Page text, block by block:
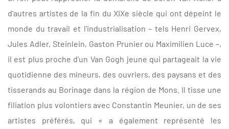
d'autres artistes de la fin du XIXe siècle qui ont dépeint le
monde du travail et l'industrialisation – tels Henri Gervex,
Jules Adler, Steinlein, Gaston Prunier ou Maximilien Luce –,
il est plus proche d'un Van Gogh jeune qui partageait la vie
quotidienne des mineurs, des ouvriers, des paysans et des
tisserands au Borinage dans la région de Mons. Il tisse une
filiation plus volontiers avec Constantin Meunier, un de ses
artistes préférés, qui « a également représenté les